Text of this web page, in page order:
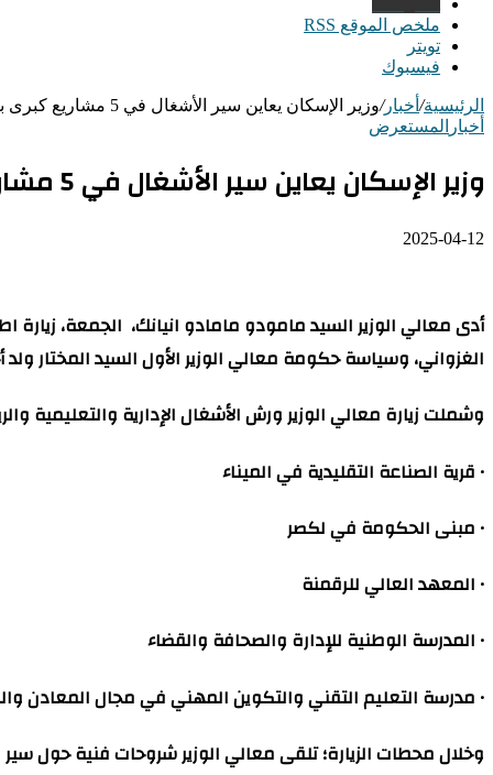
ملخص الموقع RSS
تويتر
فيسبوك
الرئيسية/ أخبار/وزير الإسكان يعاين سير الأشغال في 5 مشاريع كبرى بالعاصمة
أخبار المستعرض
وزير الإسكان يعاين سير الأشغال في 5 مشاريع كبرى بالعاصمة
2025-04-12
الغزواني، وسياسة حكومة معالي الوزير الأول السيد المختار
وشملت زيارة معالي الوزير ورش الأشغال الإدارية والتعليمية
• قرية الصناعة التقليدية في الميناء
• مبنى الحكومة في لكصر
• المعهد العالي للرقمنة
• المدرسة الوطنية للإدارة والصحافة والقضاء
• مدرسة التعليم التقني والتكوين المهني في مجال المعادن
وخلال محطات الزيارة؛ تلقى معالي الوزير شروحات فنية حول سير